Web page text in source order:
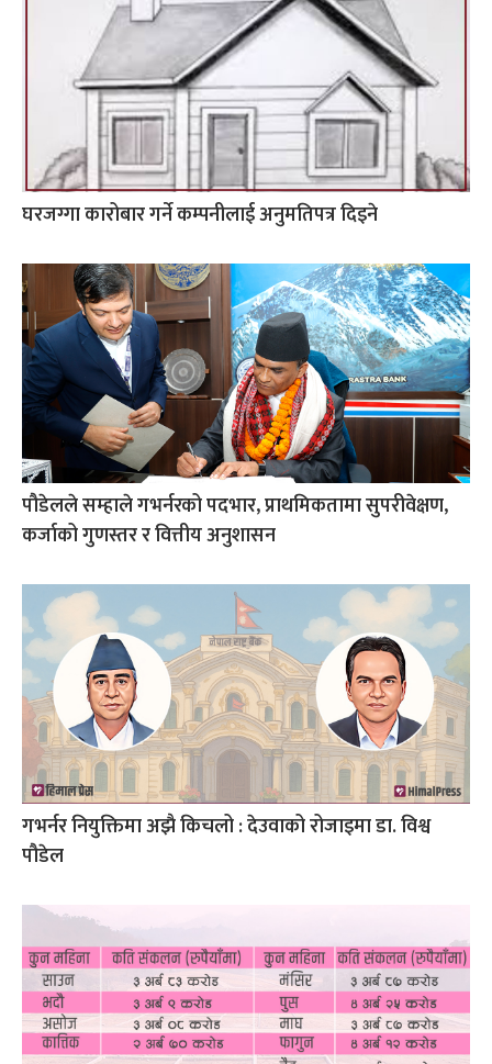
घरजग्गा कारोबार गर्ने कम्पनीलाई अनुमतिपत्र दिइने
पौडेलले सम्हाले गभर्नरको पदभार, प्राथमिकतामा सुपरीवेक्षण,
कर्जाको गुणस्तर र वित्तीय अनुशासन
गभर्नर नियुक्तिमा अझै किचलो : देउवाको रोजाइमा डा. विश्व
पौडेल